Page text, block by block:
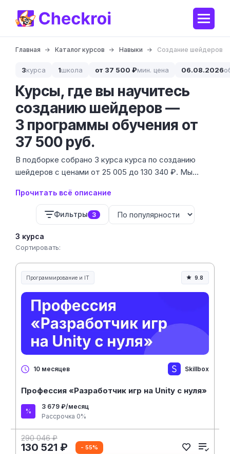
Главная Каталог курсов Навыки Создание шейдеров
3курса 1школа от 37 500 ₽мин. цена 06.08.2026
Курсы, где вы научитесь
созданию шейдеров —
3 программы обучения от
37 500 руб.
В подборке собрано 3 курса курса по созданию
шейдеров с ценами от 25 005 до 130 340 ₽. Мы
охватывают как работу с кодом, так и визуальное
программирование для тех, кто не хочет глубоко
погружаться в математику.
Прочитать всё описание
Фильтры 3
3 курса
Сортировать:
Программирование и IT 9.8
10 месяцев Skillbox
Профессия «Разработчик игр на Unity с нуля»
3 679 ₽/месяц
Рассрочка 0%
290 046 ₽
130 521 ₽ - 55%